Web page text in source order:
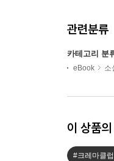
관련분류
카테고리 분
eBook 소
이 상품
#크레마클